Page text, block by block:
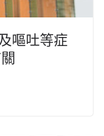
嘔吐等症